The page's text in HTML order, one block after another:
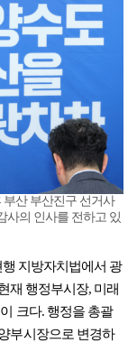
산 부산진구 선거사
사의 인사를 전하고 있
지방자치법에서 광
재 행정부시장, 미래
크다. 행정을 총괄
부시장으로 변경하